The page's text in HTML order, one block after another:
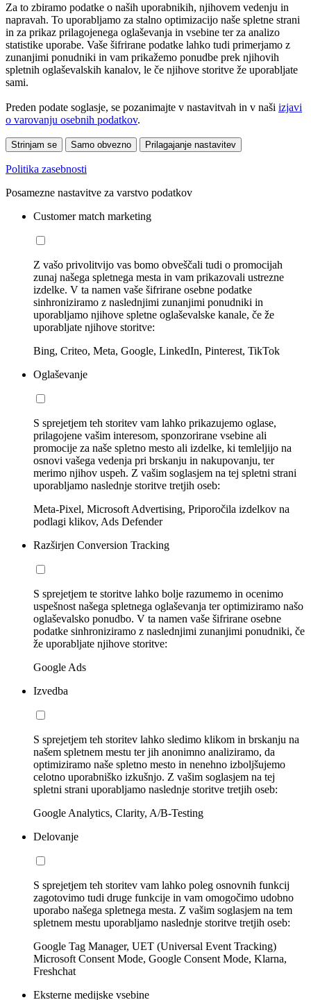
Za to zbiramo podatke o naših uporabnikih, njihovem vedenju in
napravah. To uporabljamo za stalno optimizacijo naše spletne strani
in za prikaz prilagojenega oglaševanja in vsebine ter za analizo
statistike uporabe. Vaše šifrirane podatke lahko tudi primerjamo z
zunanjimi ponudniki in vam prikažemo ponudbe prek njihovih
spletnih oglaševalskih kanalov, le če njihove storitve že uporabljate
sami.
Preden podate soglasje, se pozanimajte v nastavitvah in v naši izjavi
o varovanju osebnih podatkov.
Strinjam se Samo obvezno Prilagajanje nastavitev
Politika zasebnosti
Posamezne nastavitve za varstvo podatkov
Customer match marketing
Z vašo privolitvijo vas bomo obveščali tudi o promocijah
zunaj našega spletnega mesta in vam prikazovali ustrezne
izdelke. V ta namen vaše šifrirane osebne podatke
sinhroniziramo z naslednjimi zunanjimi ponudniki in
uporabljamo njihove spletne oglaševalske kanale, če že
uporabljate njihove storitve:
Bing, Criteo, Meta, Google, LinkedIn, Pinterest, TikTok
Oglaševanje
S sprejetjem teh storitev vam lahko prikazujemo oglase,
prilagojene vašim interesom, sponzorirane vsebine ali
promocije za naše spletno mesto ali izdelke, ki temleljijo na
osnovi vašega vedenja pri brskanju in nakupovanju, ter
merimo njihov uspeh. Z vašim soglasjem na tej spletni strani
uporabljamo naslednje storitve tretjih oseb:
Meta-Pixel, Microsoft Advertising, Priporočila izdelkov na
podlagi klikov, Ads Defender
Razširjen Conversion Tracking
S sprejetjem te storitve lahko bolje razumemo in ocenimo
uspešnost našega spletnega oglaševanja ter optimiziramo našo
oglaševalsko ponudbo. V ta namen vaše šifrirane osebne
podatke sinhroniziramo z naslednjimi zunanjimi ponudniki, če
že uporabljate njihove storitve:
Google Ads
Izvedba
S sprejetjem teh storitev lahko sledimo klikom in brskanju na
našem spletnem mestu ter jih anonimno analiziramo, da
optimiziramo naše spletno mesto in nenehno izboljšujemo
celotno uporabniško izkušnjo. Z vašim soglasjem na tej
spletni strani uporabljamo naslednje storitve tretjih oseb:
Google Analytics, Clarity, A/B-Testing
Delovanje
S sprejetjem teh storitev vam lahko poleg osnovnih funkcij
zagotovimo tudi druge funkcije in vam omogočimo udobno
uporabo našega spletnega mesta. Z vašim soglasjem na tem
spletnem mestu uporabljamo naslednje storitve tretjih oseb:
Google Tag Manager, UET (Universal Event Tracking)
Microsoft Consent Mode, Google Consent Mode, Klarna,
Freshchat
Eksterne medijske vsebine